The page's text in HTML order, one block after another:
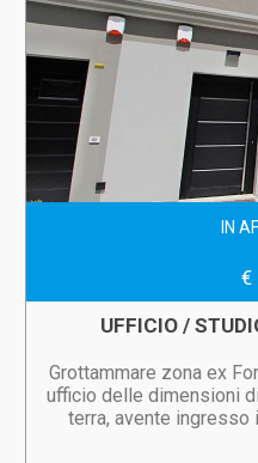
IN
€
UFFICIO /
Grottammare zona ex
ufficio delle dimensioni
terra, avente ingresso